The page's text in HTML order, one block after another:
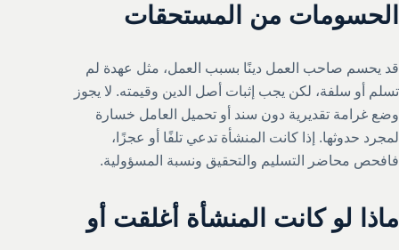
الحسومات من المستحقات
قد يحسم صاحب العمل دينًا بسبب العمل، مثل عهدة لم
تسلم أو سلفة، لكن يجب إثبات أصل الدين وقيمته. لا يجوز
وضع غرامة تقديرية دون سند أو تحميل العامل خسارة
لمجرد حدوثها. إذا كانت المنشأة تدعي تلفًا أو عجزًا،
فافحص محاضر التسليم والتحقيق ونسبة المسؤولية.
ماذا لو كانت المنشأة أغلقت أو